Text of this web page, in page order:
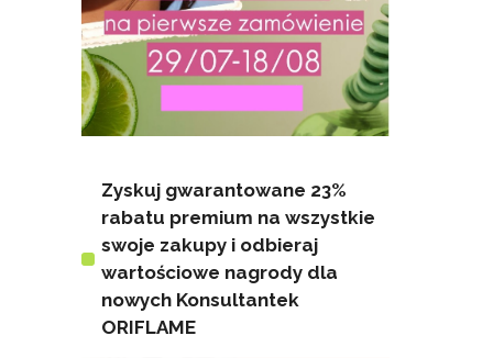
Zyskuj gwarantowane 23%
rabatu premium na wszystkie
swoje zakupy i odbieraj
wartościowe nagrody dla
nowych Konsultantek
ORIFLAME